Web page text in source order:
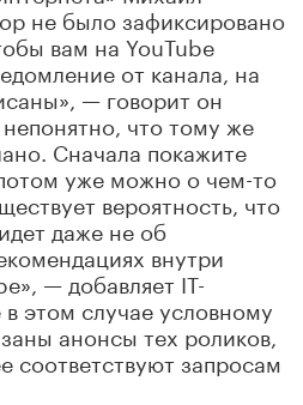
не было зафиксировано
вам на YouTube
от канала, на
— говорит он
что тому же
Сначала покажите
уже можно о чем-то
вероятность, что
даже не об
внутри
— добавляет IT-
этом случае условному
анонсы тех роликов,
соответствуют запросам